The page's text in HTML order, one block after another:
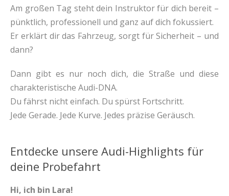
Am großen Tag steht dein Instruktor für dich bereit –
pünktlich, professionell und ganz auf dich fokussiert.
Er erklärt dir das Fahrzeug, sorgt für Sicherheit – und
dann?
Dann gibt es nur noch dich, die Straße und diese
charakteristische Audi-DNA.
Du fährst nicht einfach. Du spürst Fortschritt.
Jede Gerade. Jede Kurve. Jedes präzise Geräusch.
Entdecke unsere Audi-Highlights für
deine Probefahrt
Hi, ich bin Lara!